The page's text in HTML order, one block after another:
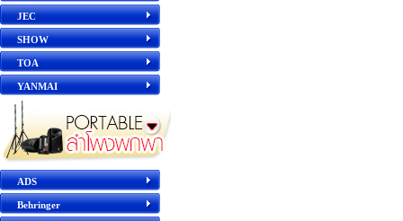
JEC
SHOW
TOA
YANMAI
ADS
Behringer